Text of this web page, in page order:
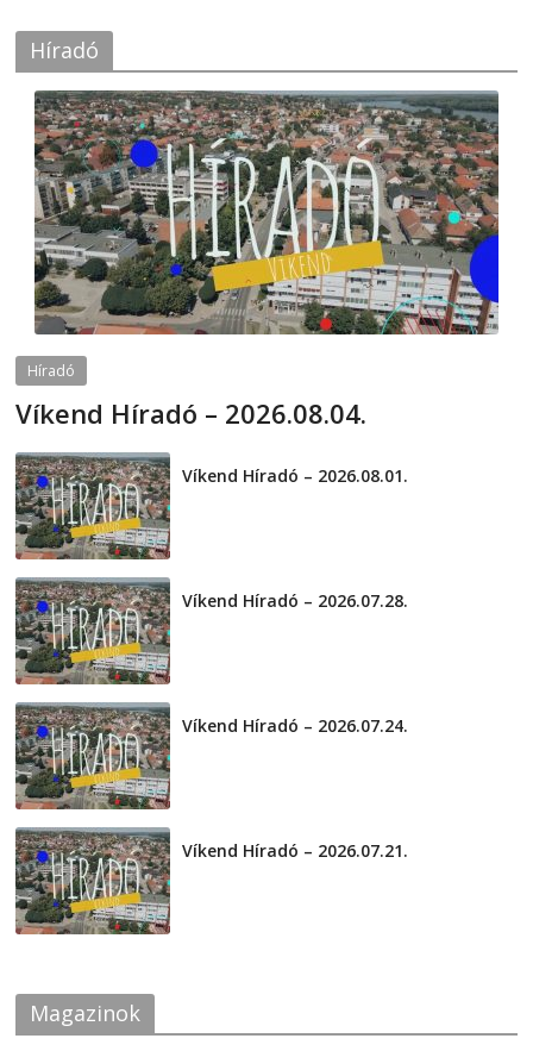
Híradó
Híradó
Víkend Híradó – 2026.08.04.
Víkend Híradó – 2026.08.01.
Víkend Híradó – 2026.07.28.
Víkend Híradó – 2026.07.24.
Víkend Híradó – 2026.07.21.
Magazinok